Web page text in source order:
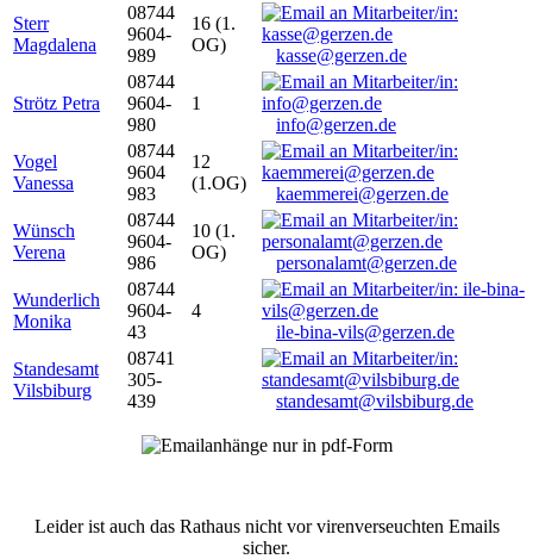
Sterr
Magdalena
08744
9604-
989
16 (1.
OG)
kasse@gerzen.de
Strötz Petra
08744
9604-
980
1
info@gerzen.de
Vogel
Vanessa
08744
9604
983
12
(1.OG)
kaemmerei@gerzen.de
Wünsch
Verena
08744
9604-
986
10 (1.
OG)
personalamt@gerzen.de
Wunderlich
Monika
08744
9604-
43
4
ile-bina-vils@gerzen.de
Standesamt
Vilsbiburg
08741
305-
439
standesamt@vilsbiburg.de
Leider ist auch das Rathaus nicht vor virenverseuchten Emails
sicher.